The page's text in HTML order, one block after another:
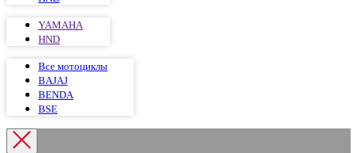
YAMAHA
HND
Все мотоциклы
BAJAJ
BENDA
BSE